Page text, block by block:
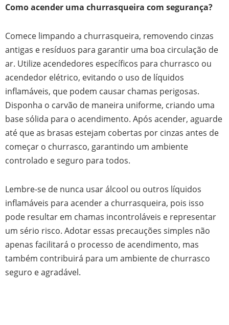
Como acender uma churrasqueira com segurança?
Comece limpando a churrasqueira, removendo cinzas
antigas e resíduos para garantir uma boa circulação de
ar. Utilize acendedores específicos para churrasco ou
acendedor elétrico, evitando o uso de líquidos
inflamáveis, que podem causar chamas perigosas.
Disponha o carvão de maneira uniforme, criando uma
base sólida para o acendimento. Após acender, aguarde
até que as brasas estejam cobertas por cinzas antes de
começar o churrasco, garantindo um ambiente
controlado e seguro para todos.
Lembre-se de nunca usar álcool ou outros líquidos
inflamáveis para acender a churrasqueira, pois isso
pode resultar em chamas incontroláveis e representar
um sério risco. Adotar essas precauções simples não
apenas facilitará o processo de acendimento, mas
também contribuirá para um ambiente de churrasco
seguro e agradável.